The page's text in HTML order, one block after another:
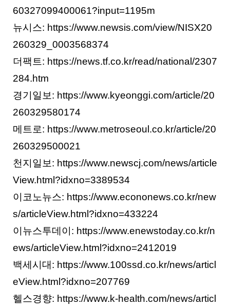
60327099400061?input=1195m
뉴시스: https://www.newsis.com/view/NISX20
260329_0003568374
더팩트: https://news.tf.co.kr/read/national/2307
284.htm
경기일보: https://www.kyeonggi.com/article/20
260329580174
메트로: https://www.metroseoul.co.kr/article/20
260329500021
천지일보: https://www.newscj.com/news/article
View.html?idxno=3389534
이코노뉴스: https://www.econonews.co.kr/new
s/articleView.html?idxno=433224
이뉴스투데이: https://www.enewstoday.co.kr/n
ews/articleView.html?idxno=2412019
백세시대: https://www.100ssd.co.kr/news/articl
eView.html?idxno=207769
헬스경향: https://www.k-health.com/news/articl